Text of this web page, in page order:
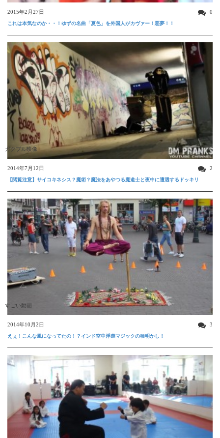
2015年2月27日 0
これは本気なのか・・！ゆずの名曲「夏色」を外国人がカヴァー！悪夢！！
ガクブル映像
2014年7月12日 2
【閲覧注意】サイコキネシス？魔術？魔法をあやつる魔道士と夜中に遭遇するドッキリ
すごい動画
2014年10月2日 3
えぇ！こんな風になってたの！？インド空中浮遊マジックの種明かし！